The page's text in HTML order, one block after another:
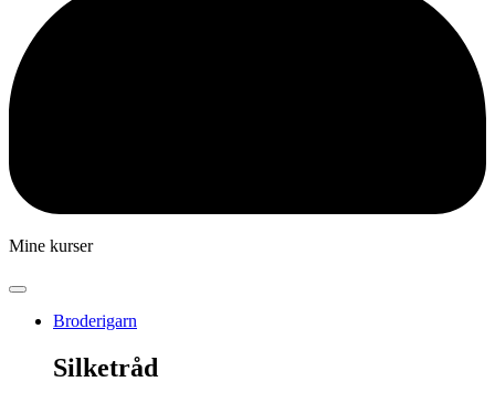
Mine kurser
Broderigarn
Silketråd